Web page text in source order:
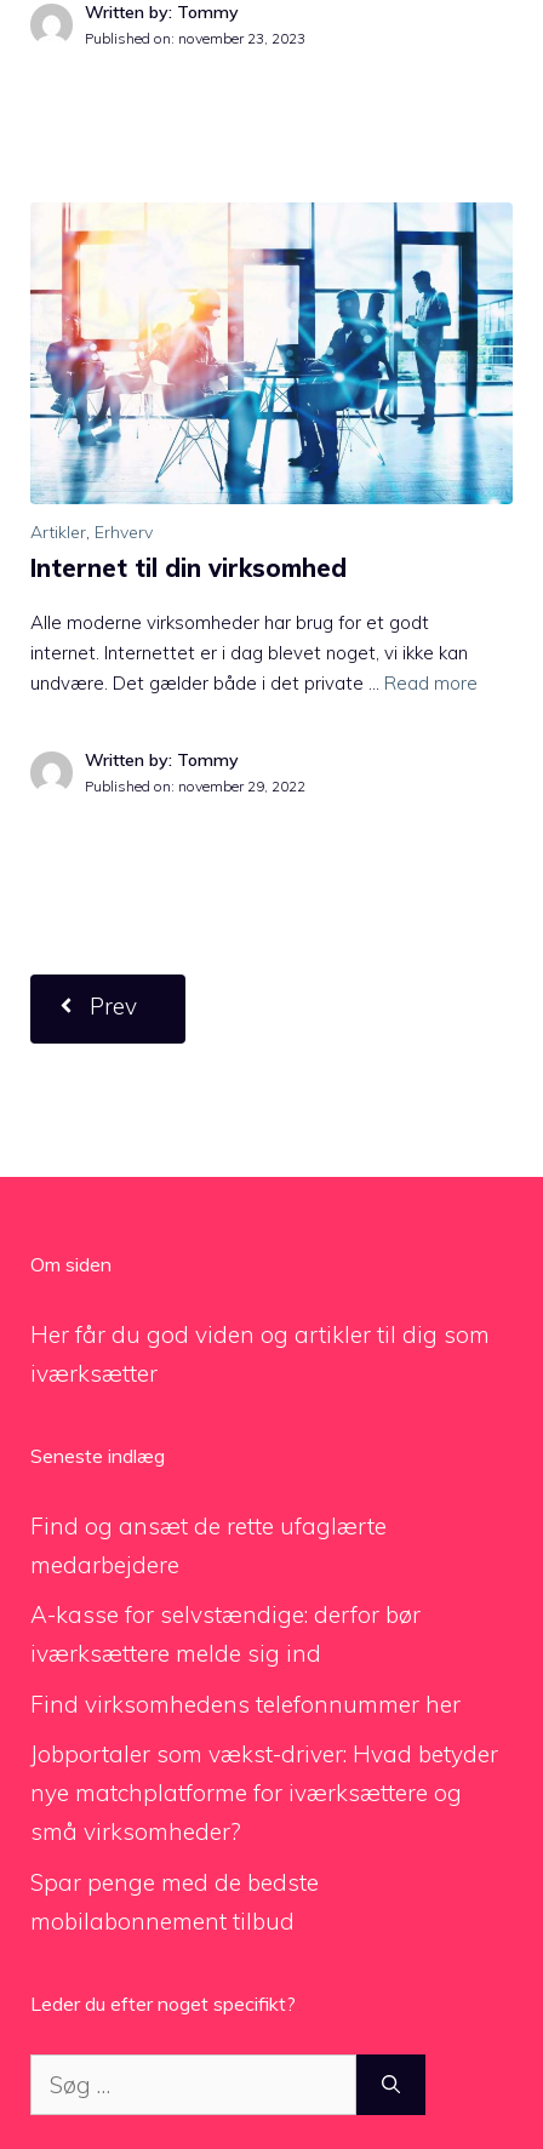
Written by: Tommy
Published on: november 23, 2023
Artikler, Erhverv
Internet til din virksomhed
Alle moderne virksomheder har brug for et godt
internet. Internettet er i dag blevet noget, vi ikke kan
undvære. Det gælder både i det private … Read more
Written by: Tommy
Published on: november 29, 2022
Prev
Om siden
Her får du god viden og artikler til dig som
iværksætter
Seneste indlæg
Find og ansæt de rette ufaglærte
medarbejdere
A-kasse for selvstændige: derfor bør
iværksættere melde sig ind
Find virksomhedens telefonnummer her
Jobportaler som vækst-driver: Hvad betyder
nye matchplatforme for iværksættere og
små virksomheder?
Spar penge med de bedste
mobilabonnement tilbud
Leder du efter noget specifikt?
Søg
efter: